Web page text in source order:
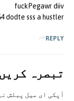
fuckPegawr diiv
dodte sss a hustler
REPLY
تبصرہ کريں
آپکی ای ميل پبلش